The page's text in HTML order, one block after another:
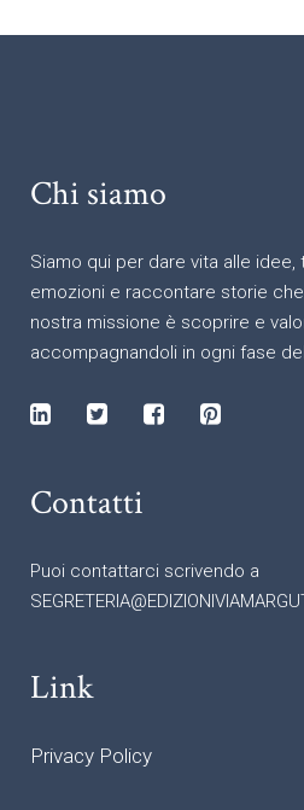
Chi siamo
Siamo qui per dare vita alle
emozioni e raccontare storie
nostra missione è scoprire e
accompagnandoli in ogni fase
Contatti
Puoi contattarci scrivendo a
Link
Privacy Policy